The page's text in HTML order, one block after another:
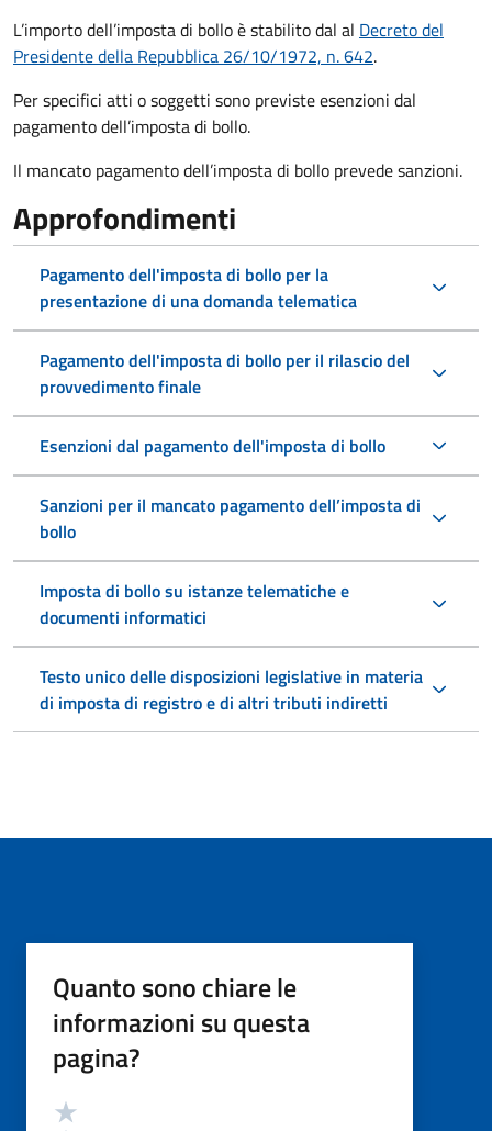
L’importo dell’imposta di bollo è stabilito dal al Decreto del
Presidente della Repubblica 26/10/1972, n. 642.
Per specifici atti o soggetti sono previste esenzioni dal
pagamento dell’imposta di bollo.
Il mancato pagamento dell’imposta di bollo prevede sanzioni.
Approfondimenti
Pagamento dell'imposta di bollo per la
presentazione di una domanda telematica
Pagamento dell'imposta di bollo per il rilascio del
provvedimento finale
Esenzioni dal pagamento dell'imposta di bollo
Sanzioni per il mancato pagamento dell’imposta di
bollo
Imposta di bollo su istanze telematiche e
documenti informatici
Testo unico delle disposizioni legislative in materia
di imposta di registro e di altri tributi indiretti
Quanto sono chiare le
informazioni su questa
pagina?
Valutazione